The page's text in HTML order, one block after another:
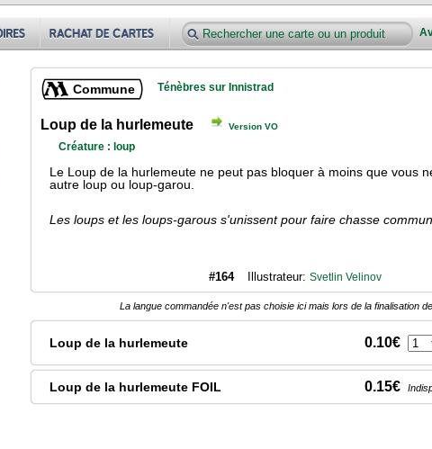
Commune Ténèbres sur Innistrad
Loup de la hurlemeute Version VO
Créature : loup
Le Loup de la hurlemeute ne peut pas bloquer à moins que vous
autre loup ou loup-garou.
Les loups et les loups-garous s'unissent pour faire chasse
#164 Illustrateur: Svetlin Velinov
La langue commandée n'est pas choisie ici mais lors de la finalisation
Loup de la hurlemeute 0.10€
Loup de la hurlemeute FOIL 0.15€